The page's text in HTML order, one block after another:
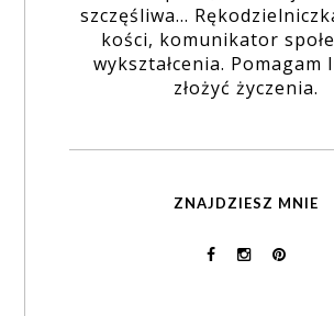
szczęśliwa...
kości, komunikator
wykształcenia. Pomagam
złożyć życzenia.
ZNAJDZIESZ MNIE